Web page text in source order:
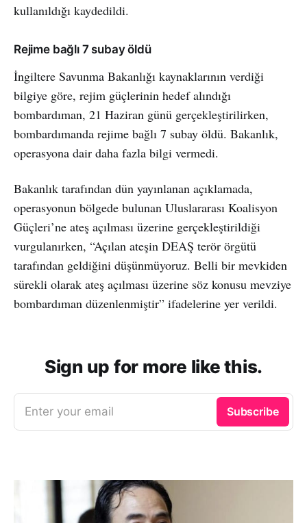
kullanıldığı kaydedildi.
Rejime bağlı 7 subay öldü
İngiltere Savunma Bakanlığı kaynaklarının verdiği
bilgiye göre, rejim güçlerinin hedef alındığı
bombardıman, 21 Haziran günü gerçekleştirilirken,
bombardımanda rejime bağlı 7 subay öldü. Bakanlık,
operasyona dair daha fazla bilgi vermedi.
Bakanlık tarafından dün yayınlanan açıklamada,
operasyonun bölgede bulunan Uluslararası Koalisyon
Güçleri’ne ateş açılması üzerine gerçekleştirildiği
vurgulanırken, “Açılan ateşin DEAŞ terör örgütü
tarafından geldiğini düşünmüyoruz. Belli bir mevkiden
sürekli olarak ateş açılması üzerine söz konusu mevziye
bombardıman düzenlenmiştir” ifadelerine yer verildi.
Sign up for more like this.
Enter your email Subscribe